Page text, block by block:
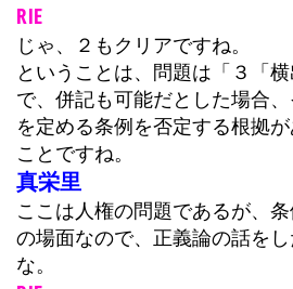
RIE
じゃ、２もクリアですね。
ということは、問題は「３「
で、併記も可能だとした場合
を定める条例を否定する根拠
ことですね。
真栄里
ここは人権の問題であるが、
の場面なので、正義論の話を
な。